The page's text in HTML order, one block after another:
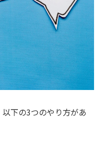
下の3つのやり方があ